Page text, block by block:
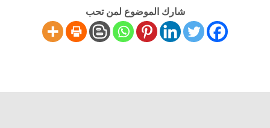
شارك الموضوع لمن تحب